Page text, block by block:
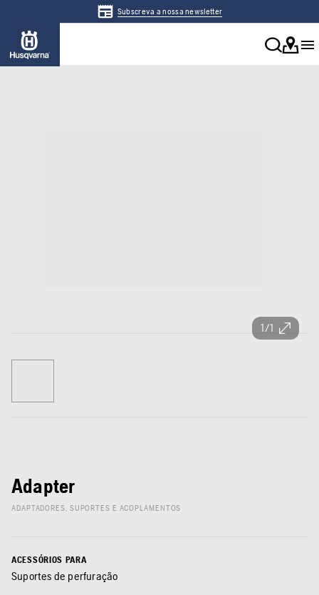
Subscreva a nossa newsletter
1/1
Adapter
ADAPTADORES, SUPORTES E ACOPLAMENTOS
ACESSÓRIOS PARA
Suportes de perfuração